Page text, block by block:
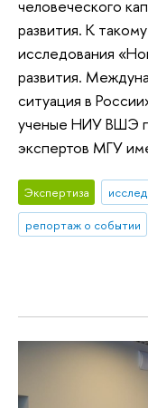
человеческого
развития. К
исследования
развития.
ситуация в
ученые НИУ ВШЭ
экспертов МГУ
Экспертиза
репортаж о событии